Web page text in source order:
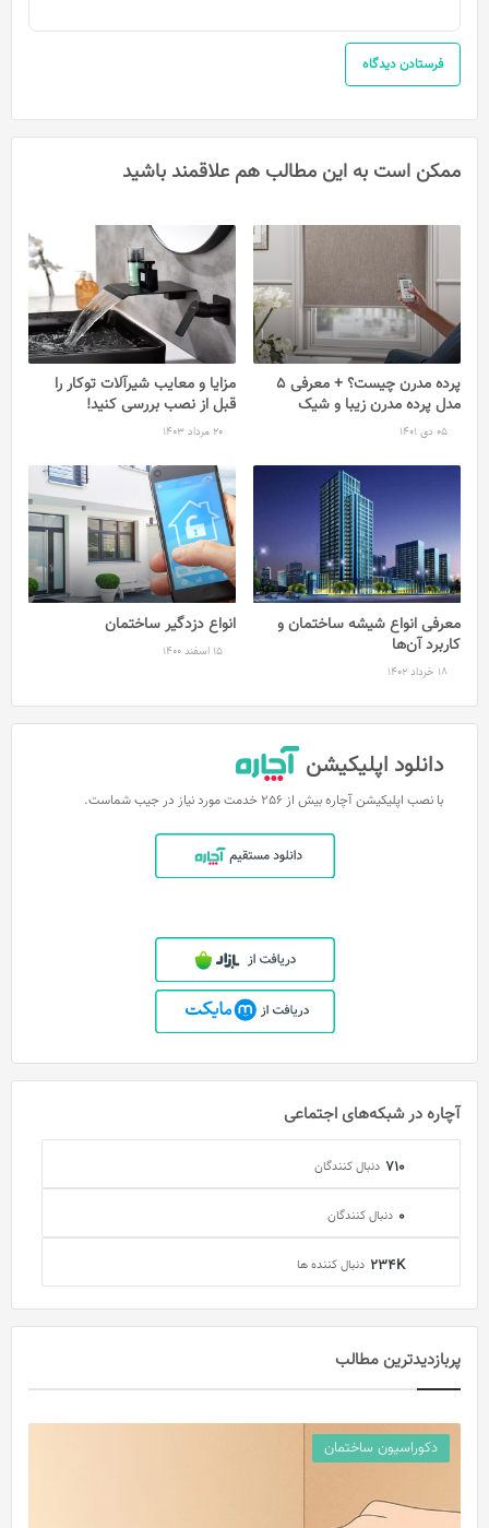
ممکن است به این مطالب هم علاقمند باشید
پرده مدرن چیست؟ + معرفی 5
مدل پرده مدرن زیبا و شیک
05 دی 1401
مزایا و معایب شیرآلات توکار را
قبل از نصب بررسی کنید!
20 مرداد 1403
معرفی انواع شیشه ساختمان و
کاربرد آن‌ها
18 خرداد 1402
انواع دزدگیر ساختمان
15 اسفند 1400
دانلود اپلیکیشن
با نصب اپلیکیشن آچاره بیش از 256 خدمت مورد نیاز در جیب شماست.
آچاره در شبکه‌های اجتماعی
710 دنبال کنندگان
0 دنبال کنندگان
234K دنبال کننده ها
پربازدید‌ترین مطالب
دکوراسیون ساختمان